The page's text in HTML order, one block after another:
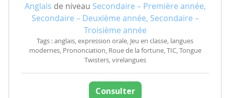
Anglais de niveau Secondaire – Première année,
Secondaire – Deuxième année, Secondaire –
Troisième année
Tags : anglais, expression orale, Jeu en classe, langues
modernes, Prononciation, Roue de la fortune, TIC, Tongue
Twisters, virelangues
Consulter